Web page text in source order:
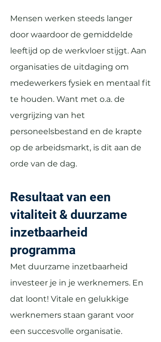
Mensen werken steeds langer
door waardoor de gemiddelde
leeftijd op de werkvloer stijgt. Aan
organisaties de uitdaging om
medewerkers fysiek en mentaal fit
te houden. Want met o.a. de
vergrijzing van het
personeelsbestand en de krapte
op de arbeidsmarkt, is dit aan de
orde van de dag.
Resultaat van een
vitaliteit & duurzame
inzetbaarheid
programma
Met duurzame inzetbaarheid
investeer je in je werknemers. En
dat loont! Vitale en gelukkige
werknemers staan garant voor
een succesvolle organisatie.